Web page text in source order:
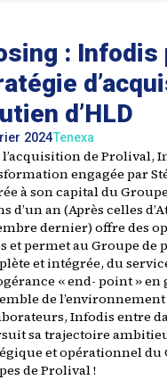
:
d’HLD
2024Tenexa
l’acquisition de Prolival,
engagée par
à son capital du
d’un an (Après celles
dernier) offre des
et permet au Groupe de
et intégrée, du
« end- point »
de l’environnement
Infodis entre
sa trajectoire
et opérationnel du
de Prolival !